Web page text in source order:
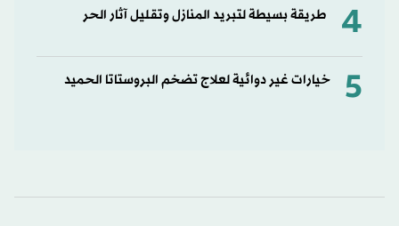
4 طريقة بسيطة لتبريد المنازل وتقليل آثار الحر
5 خيارات غير دوائية لعلاج تضخم البروستاتا الحميد